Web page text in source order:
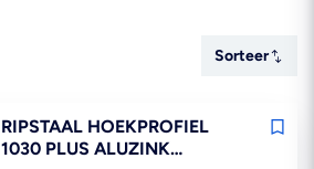
Sorteer
Sorteer
RIPSTAAL HOEKPROFIEL
1030 PLUS ALUZINK